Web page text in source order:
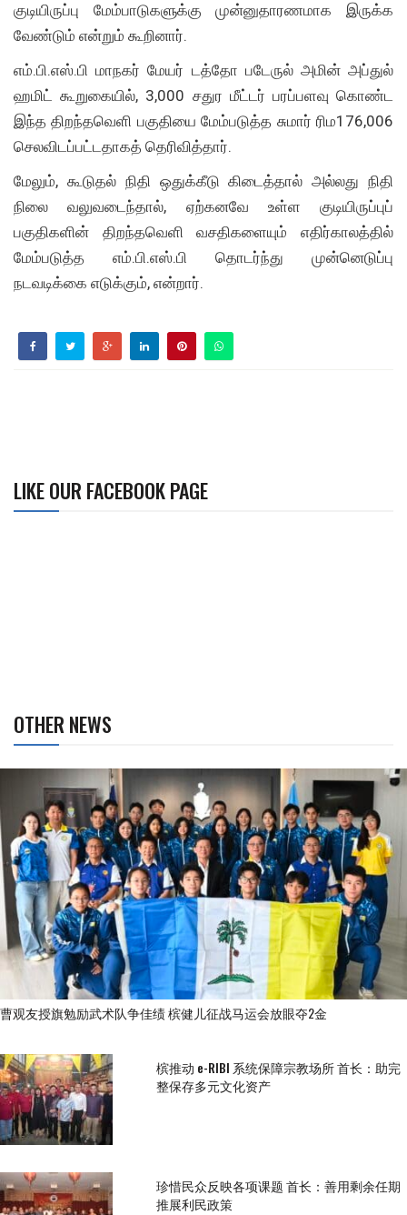
குடியிருப்பு மேம்பாடுகளுக்கு முன்னுதாரணமாக இருக்க
வேண்டும் என்றும் கூறினார்.
எம்.பி.எஸ்.பி மாநகர் மேயர் டத்தோ படேருல் அமின் அப்துல்
ஹமிட் கூறுகையில், 3,000 சதுர மீட்டர் பரப்பளவு கொண்ட
இந்த திறந்தவெளி பகுதியை மேம்படுத்த சுமார் ரிம176,006
செலவிடப்பட்டதாகத் தெரிவித்தார்.
மேலும், கூடுதல் நிதி ஒதுக்கீடு கிடைத்தால் அல்லது நிதி
நிலை வலுவடைந்தால், ஏற்கனவே உள்ள குடியிருப்புப்
பகுதிகளின் திறந்தவெளி வசதிகளையும் எதிர்காலத்தில்
மேம்படுத்த எம்.பி.எஸ்.பி தொடர்ந்து முன்னெடுப்பு
நடவடிக்கை எடுக்கும், என்றார்.
LIKE OUR FACEBOOK PAGE
OTHER NEWS
曹观友授旗勉励武术队争佳绩 槟健儿征战马运会放眼夺2金
槟推动 e-RIBI 系统保障宗教场所 首长：助完
整保存多元文化资产
珍惜民众反映各项课题 首长：善用剩余任期
推展利民政策